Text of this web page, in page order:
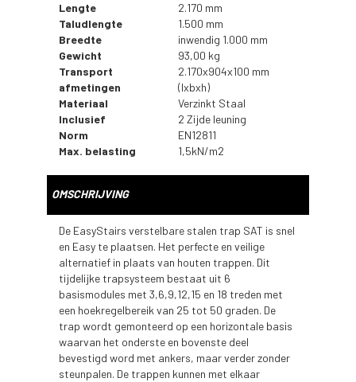
Lengte
2.170 mm
Taludlengte
1.500 mm
Breedte
inwendig 1.000 mm
Gewicht
93,00 kg
Transport
afmetingen
2.170x904x100 mm
(lxbxh)
Materiaal
Verzinkt Staal
Inclusief
2 Zijde leuning
Norm
EN12811
Max. belasting
1,5kN/m2
OMSCHRIJVING
De EasyStairs verstelbare stalen trap SAT is snel
en Easy te plaatsen. Het perfecte en veilige
alternatief in plaats van houten trappen. Dit
tijdelijke trapsysteem bestaat uit 6
basismodules met 3,6,9,12,15 en 18 treden met
een hoekregelbereik van 25 tot 50 graden. De
trap wordt gemonteerd op een horizontale basis
waarvan het onderste en bovenste deel
bevestigd word met ankers, maar verder zonder
steunpalen. De trappen kunnen met elkaar